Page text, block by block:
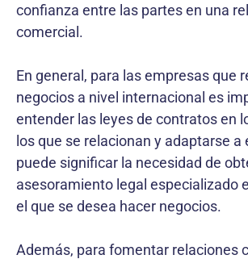
confianza entre las partes en una
comercial.
En general, para las empresas que
negocios a nivel internacional es
entender las leyes de contratos en
los que se relacionan y adaptarse a
puede significar la necesidad de
asesoramiento legal especializado
el que se desea hacer negocios.
Además, para fomentar relaciones